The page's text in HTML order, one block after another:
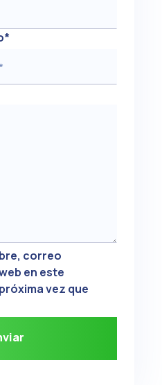
*
correo
en este
vez que